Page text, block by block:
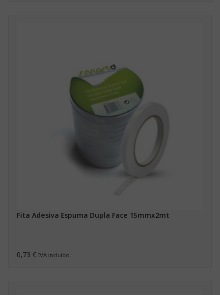
Fita Adesiva Espuma Dupla Face 15mmx2mt
0,73 € IVA incluído.